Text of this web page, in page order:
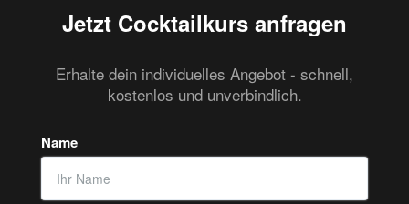
Jetzt Cocktailkurs anfragen
Erhalte dein individuelles Angebot - schnell,
kostenlos und unverbindlich.
Name